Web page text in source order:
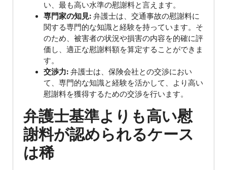
い、最も高い水準の慰謝料と言えます。
専門家の知見: 弁護士は、交通事故の慰謝料に
関する専門的な知識と経験を持っています。そ
のため、被害者の状況や損害の内容を的確に評
価し、適正な慰謝料額を算定することができま
す。
交渉力: 弁護士は、保険会社との交渉におい
て、専門的な知識と経験を活かして、より高い
慰謝料を獲得するための交渉を行います。
弁護士基準よりも高い慰
謝料が認められるケース
は稀